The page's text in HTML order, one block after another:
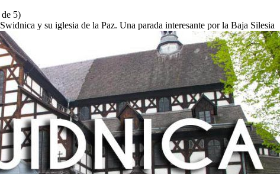
de 5)
Swidnica y su iglesia de la Paz. Una parada interesante por la Baja Silesia